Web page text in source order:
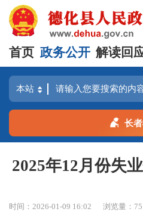
首页 政务公开 解读回
长
2025年12月份失
时间：2026-01-09 16:02 浏览量： 75